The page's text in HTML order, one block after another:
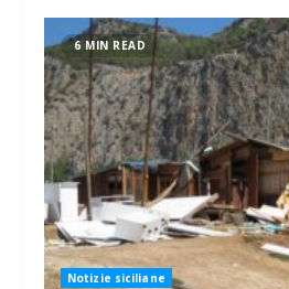
6 MIN READ
Notizie siciliane